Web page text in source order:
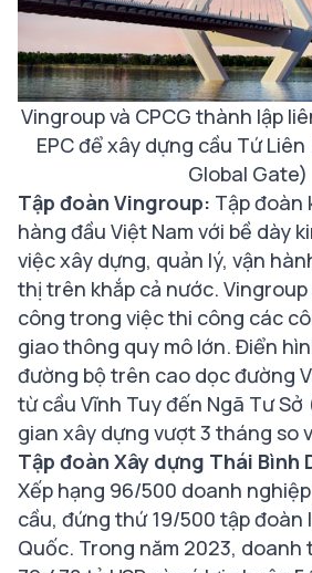
Vingroup và CPCG thành lập
EPC để xây dựng cầu Tứ
Global Gate)
Tập đoàn Vingroup: Tập đoàn
hàng đầu Việt Nam với bề dày
việc xây dựng, quản lý, vận
thị trên khắp cả nước.
công trong việc thi công các
giao thông quy mô lớn. Điển
đường bộ trên cao dọc đường
từ cầu Vĩnh Tuy đến Ngã Tư
gian xây dựng vượt 3 tháng so
Tập đoàn Xây dựng Thái Bình
Xếp hạng 96/500 doanh
cầu, đứng thứ 19/500 tập đoàn
Quốc. Trong năm 2023, doanh